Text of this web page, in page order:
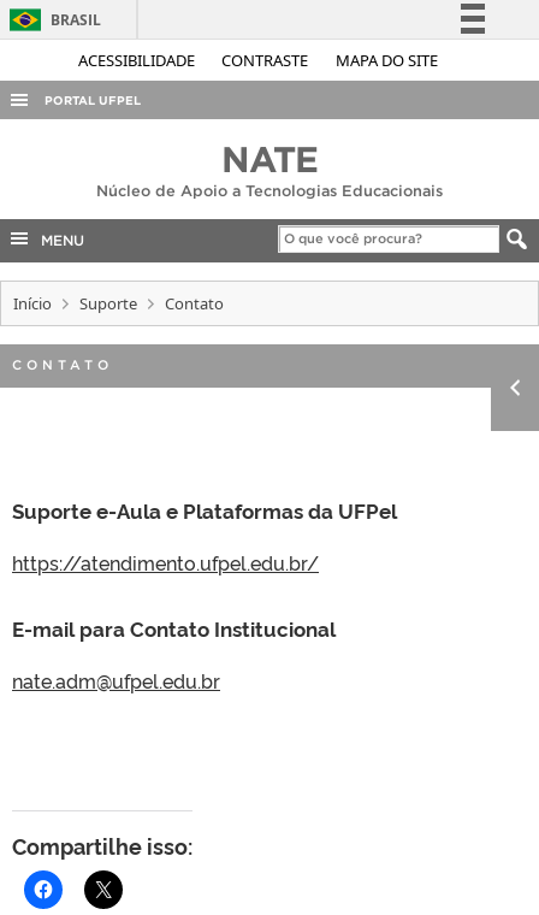
ACESSIBILIDADE CONTRASTE MAPA DO SITE
BRASIL
Simplifique!
Acesso à informação
Legislação
Canais
PORTAL UFPEL
AUDITORIA
COBALTO
CONCURSOS
EDITAIS
INTERNACIONAL
OUVIDORIA
NATE
Núcleo de Apoio a Tecnologias Educacionais
MENU
Início Suporte Contato
CONTATO
Suporte e-Aula e Plataformas da UFPel
https://atendimento.ufpel.edu.br/
E-mail para Contato Institucional
nate.adm@ufpel.edu.br
Compartilhe isso: